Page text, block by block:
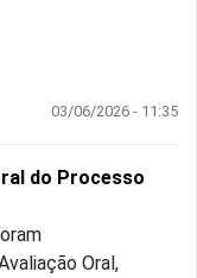
03/06/2026 - 11:35
do Processo
Oral,